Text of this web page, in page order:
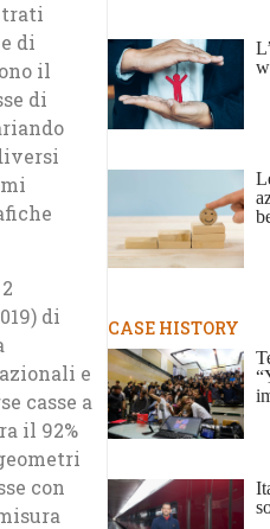
di
il
di
di
e
casse a
il 92%
con
CASE HISTORY